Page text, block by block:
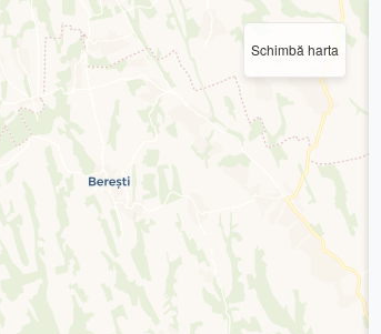
Schimbă harta